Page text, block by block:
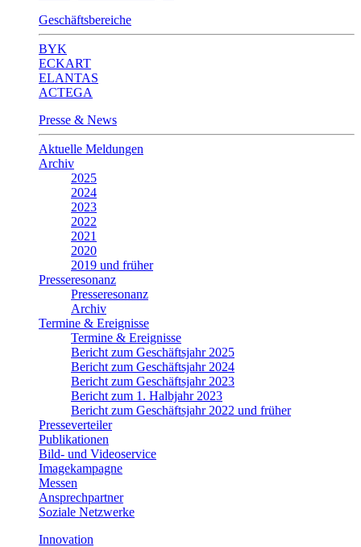
Geschäftsbereiche
BYK
ECKART
ELANTAS
ACTEGA
Presse & News
Aktuelle Meldungen
Archiv
2025
2024
2023
2022
2021
2020
2019 und früher
Presseresonanz
Presseresonanz
Archiv
Termine & Ereignisse
Termine & Ereignisse
Bericht zum Geschäftsjahr 2025
Bericht zum Geschäftsjahr 2024
Bericht zum Geschäftsjahr 2023
Bericht zum 1. Halbjahr 2023
Bericht zum Geschäftsjahr 2022 und früher
Presseverteiler
Publikationen
Bild- und Videoservice
Imagekampagne
Messen
Ansprechpartner
Soziale Netzwerke
Innovation